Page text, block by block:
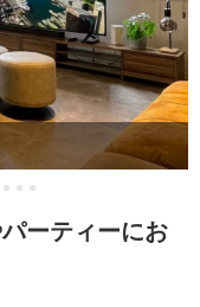
ーティーにお